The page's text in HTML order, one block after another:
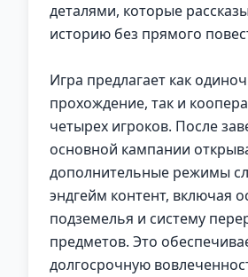
деталями, которые
историю без прямого
Игра предлагает как
прохождение, так и
четырех игроков. После
основной кампании
дополнительные режимы
эндгейм контент, включая
подземелья и систему
предметов. Это
долгосрочную